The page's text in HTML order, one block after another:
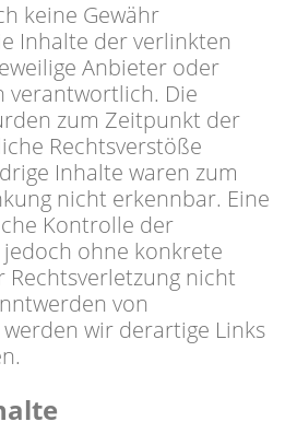
keine Gewähr
Inhalte der verlinkten
Anbieter oder
verantwortlich. Die
zum Zeitpunkt der
Rechtsverstöße
Inhalte waren zum
nicht erkennbar. Eine
Kontrolle der
ohne konkrete
nicht
von
wir derartige Links